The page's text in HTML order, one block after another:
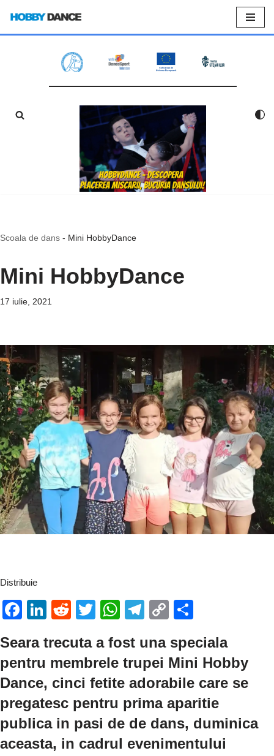
Sari
Scoala de dans - Mini HobbyDance
Mini HobbyDance
17 iulie, 2021
Distribuie
F
c
e
b
o
o
k
Li
k
e
dI
n
R
d
di
t
T
tt
er
W
at
s
A
p
p
T
e
gr
a
m
C
p
y
Li
n
k
ta
je
a
z
ă
Seara trecuta a fost una speciala
pentru membrele trupei Mini Hobby
Dance, cinci fetite adorabile care se
pregatesc pentru prima aparitie
publica in pasi de de dans, duminica
aceasta, in cadrul evenimentului